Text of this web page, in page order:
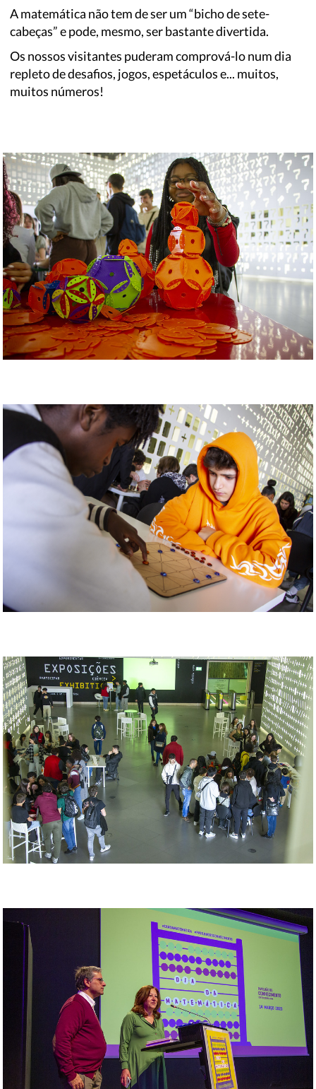
A matemática não tem de ser um “bicho de sete-
cabeças” e pode, mesmo, ser bastante divertida.
Os nossos visitantes puderam comprová-lo num dia
repleto de desafios, jogos, espetáculos e... muitos,
muitos números!